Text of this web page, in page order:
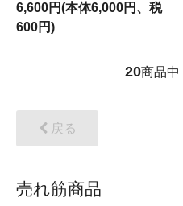
6,600円(本体6,000円、税
600円)
20商品中
戻る
売れ筋商品